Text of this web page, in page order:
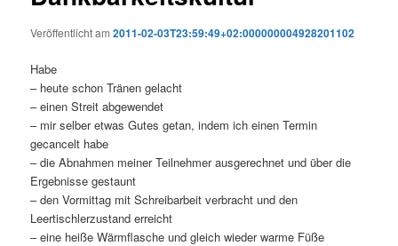
Veröffentlicht am2011-02-03T23:59:49+02:000000004928201102
Habe
– heute schon Tränen gelacht
– einen Streit abgewendet
– mir selber etwas Gutes getan, indem ich einen Termin
gecancelt habe
– die Abnahmen meiner Teilnehmer ausgerechnet und über die
Ergebnisse gestaunt
– den Vormittag mit Schreibarbeit verbracht und den
Leertischlerzustand erreicht
– eine heiße Wärmflasche und gleich wieder warme Füße